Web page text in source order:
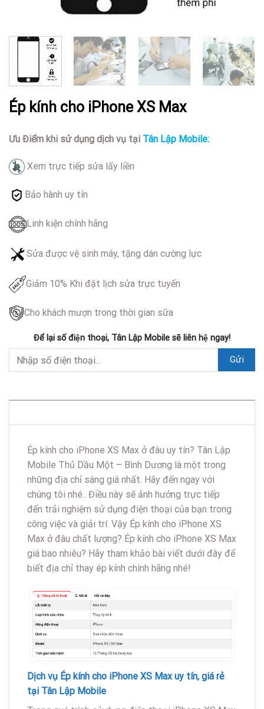
Ép kính cho iPhone XS Max
Ưu Điểm khi sử dụng dịch vụ tại Tân Lập Mobile:
Xem trực tiếp sửa lấy liền
Bảo hành uy tín
Linh kiện chính hãng
Sửa được vệ sinh máy, tặng dán cường lực
Giảm 10% Khi đặt lịch sửa trực tuyến
Cho khách mượn trong thời gian sữa
Để lại số điện thoại, Tân Lập Mobile sẽ liên hệ ngay!
Ép kính cho iPhone XS Max ở đâu uy tín? Tân Lập
Mobile Thủ Dầu Một – Bình Dương là một trong
những địa chỉ sáng giá nhất. Hãy đến ngay với
chúng tôi nhé.. Điều này sẽ ảnh hưởng trực tiếp
đến trải nghiệm sử dụng điện thoại của bạn trong
công việc và giải trí. Vậy Ép kính cho iPhone XS
Max ở đâu chất lượng? Ép kính cho iPhone XS Max
giá bao nhiêu? Hãy tham khảo bài viết dưới đây để
biết địa chỉ thay ép kính chính hãng nhé!
Dịch vụ Ép kính cho iPhone XS Max uy tín, giá rẻ
tại Tân Lập Mobile